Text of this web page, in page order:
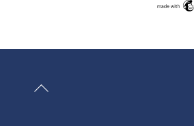
Powrót
Swedish